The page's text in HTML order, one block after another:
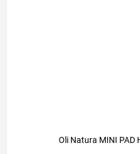
Oli Natura MINI PAD